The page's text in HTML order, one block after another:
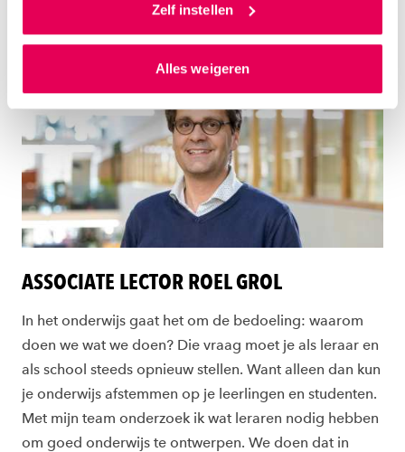
toestemming om cookies voor social media en
gepersonaliseerde advertenties te plaatsen. Lees
cookiestatement. Via ‘Zelf instellen’ kun je ook zelf
instellen welke cookies we plaatsen. Je kunt je
toestemming altijd wijzigen of intrekken via
onscookiestatement.
Zelf instellen
Alles weigeren
Meer informatie over Helma
ASSOCIATE LECTOR ROEL GROL
In het onderwijs gaat het om de bedoeling: waarom
doen we wat we doen? Die vraag moet je als leraar en
als school steeds opnieuw stellen. Want alleen dan kun
je onderwijs afstemmen op je leerlingen en studenten.
Met mijn team onderzoek ik wat leraren nodig hebben
om goed onderwijs te ontwerpen. We doen dat in